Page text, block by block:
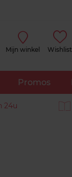
Mijn winkel Wishlist
Promos
24u